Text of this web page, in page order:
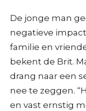
De jonge man
negatieve
familie en
bekent de Brit.
drang naar een
nee te zeggen.
en vast ernstig